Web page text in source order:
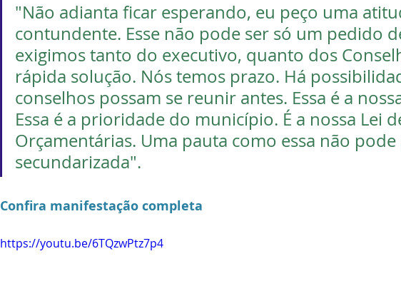
"Não adianta ficar esperando, eu peço uma
contundente. Esse não pode ser só um pedido
exigimos tanto do executivo, quanto dos
rápida solução. Nós temos prazo. Há
conselhos possam se reunir antes. Essa é a
Essa é a prioridade do município. É a nossa Lei
Orçamentárias. Uma pauta como essa não pode
secundarizada".
Confira manifestação completa
https://youtu.be/6TQzwPtz7p4